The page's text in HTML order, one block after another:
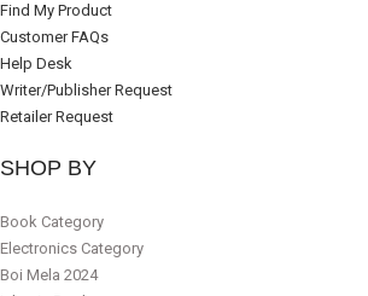
Find My Product
Customer FAQs
Help Desk
Writer/Publisher Request
Retailer Request
SHOP BY
Book Category
Electronics Category
Boi Mela 2024